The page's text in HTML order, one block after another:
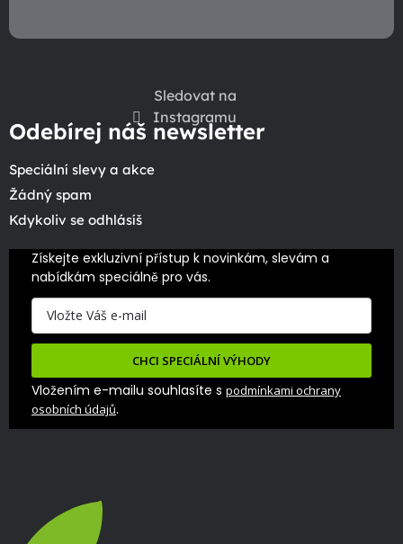
Sledovat na
Instagramu
Odebírej náš newsletter
Speciální slevy a akce
Žádný spam
Kdykoliv se odhlásíš
Získejte exkluzivní přístup k novinkám, slevám a
nabídkám speciálně pro vás.
CHCI SPECIÁLNÍ VÝHODY
Vložením e-mailu souhlasíte s podmínkami ochrany
osobních údajů.